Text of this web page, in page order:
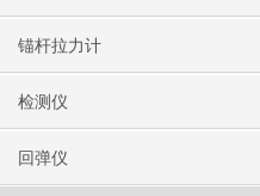
锚杆拉力计
检测仪
回弹仪